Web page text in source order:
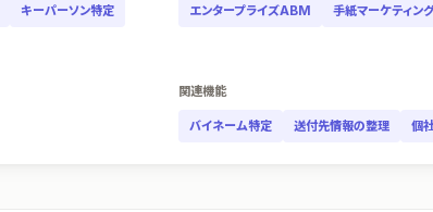
キーパーソン特定
エンタープライズABM 手紙マーケティン
関連機能
バイネーム特定 送付先情報の整理 個